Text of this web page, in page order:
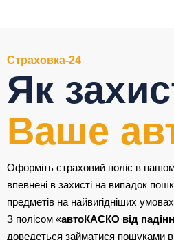
Страховка-24
Як
Ваше
Оформіть страховий поліс в
впевнені в захисті на випадок
предметів на найвигідніших умовах
З полісом «автоКАСКО від
доведеться займатися пошуками